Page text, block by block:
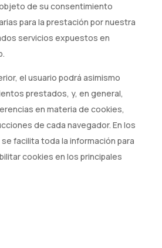
de su consentimiento
para la prestación por nuestra
servicios expuestos en
el usuario podrá asimismo
prestados, y, en general,
en materia de cookies,
de cada navegador. En los
facilita toda la información para
cookies en los principales